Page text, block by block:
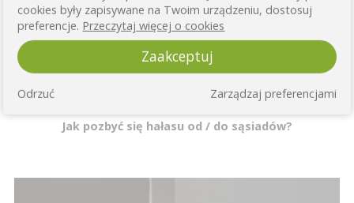
Jak pozbyć się hałasu od / do sąsiadów?
cookies były zapisywane na Twoim urządzeniu, dostosuj
preferencje. Przeczytaj więcej o cookies
Zaakceptuj
Zarządzaj preferencjami
Odrzuć